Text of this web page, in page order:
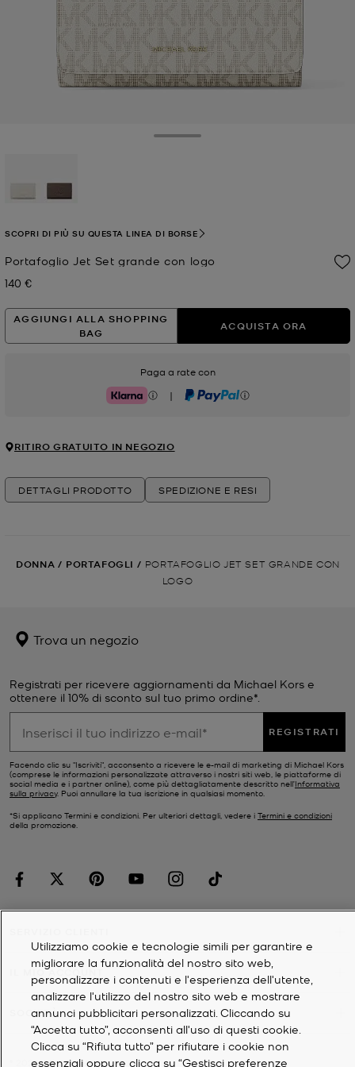
Portafoglio Jet Set grande con logo
Prezzo attuale
140 €
SCOPRI DI PIÙ SU QUESTA LINEA DI BORSE
AGGIUNGI ALLA SHOPPING
BAG
ACQUISTA ORA
Paga a rate con
Klarna | PayPal
RITIRO GRATUITO IN NEGOZIO
DETTAGLI PRODOTTO SPEDIZIONE E RESI
DONNA / PORTAFOGLI / PORTAFOGLIO JET SET GRANDE CON
LOGO
Trova un negozio
Registrati per ricevere aggiornamenti da Michael Kors e
ottenere il 10% di sconto sul tuo primo ordine*.
REGISTRATI
Facendo clic su "Iscriviti", acconsento a ricevere le e-mail di marketing di Michael Kors
(comprese le informazioni personalizzate attraverso i nostri siti web, le piattaforme di
social media e i partner online), come più dettagliatamente descritto nell’Informativa
sulla privacy. Puoi annullare la tua iscrizione in qualsiasi momento.
*Si applicano Termini e condizioni. Per ulteriori dettagli, vedere i Termini e condizioni
della promozione.
IL MIO ACCOUNT
SOCIETÀ
2026Michael Kors
Utilizziamo cookie e tecnologie simili per garantire e
migliorare la funzionalità del nostro sito web,
personalizzare i contenuti e l'esperienza dell'utente,
analizzare l'utilizzo del nostro sito web e mostrare
annunci pubblicitari personalizzati. Cliccando su
“Accetta tutto”, acconsenti all'uso di questi cookie.
Clicca su “Rifiuta tutto” per rifiutare i cookie non
essenziali oppure clicca su “Gestisci preferenze